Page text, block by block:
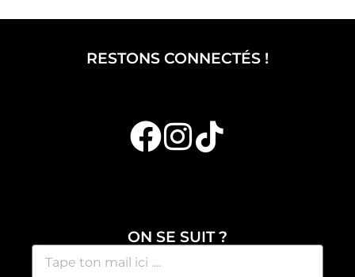
RESTONS CONNECTÉS !
ON SE SUIT ?